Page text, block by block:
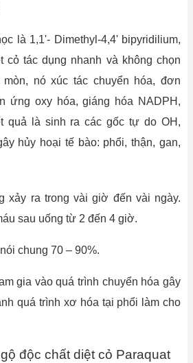
là 1,1'- Dimethyl-4,4' bipyridilium,
cỏ tác dụng nhanh và không chọn
nó xúc tác chuyển hóa, đơn
ứng oxy hóa, giáng hóa NADPH,
quả là sinh ra các gốc tự do OH,
hủy hoại tế bào: phổi, thận, gan,
xảy ra trong vài giờ đến vài ngày.
sau uống từ 2 đến 4 giờ.
chung 70 – 90%.
gia vào quá trình chuyển hóa gây
quá trình xơ hóa tại phổi làm cho
độc chất diệt cỏ Paraquat